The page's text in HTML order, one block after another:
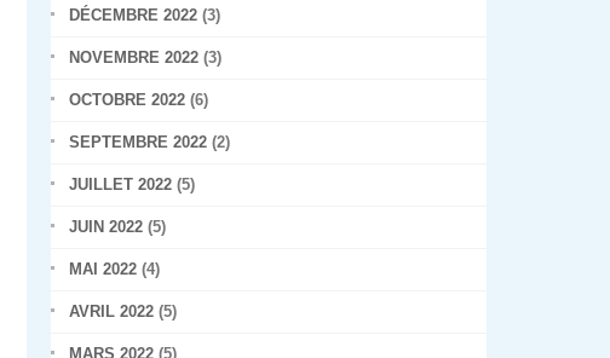
DÉCEMBRE 2022 (3)
NOVEMBRE 2022 (3)
OCTOBRE 2022 (6)
SEPTEMBRE 2022 (2)
JUILLET 2022 (5)
JUIN 2022 (5)
MAI 2022 (4)
AVRIL 2022 (5)
MARS 2022 (5)